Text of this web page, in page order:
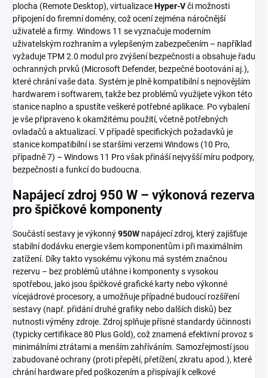
plocha (Remote Desktop), virtualizaceHyper-Vči možnosti
připojení do firemní domény, což ocení zejména náročnější
uživatelé a firmy. Windows 11 se vyznačuje moderním
uživatelským rozhraním a vylepšeným zabezpečením – například
vyžaduje TPM 2.0 modul pro zvýšení bezpečnosti a obsahuje řadu
ochranných prvků (Microsoft Defender, bezpečné bootování aj.),
které chrání vaše data. Systém je plně kompatibilní s nejnovějším
hardwarem i softwarem, takže bez problémů využijete výkon této
stanice naplno a spustíte veškeré potřebné aplikace. Po vybalení
je vše připraveno k okamžitému použití, včetně potřebných
ovladačů a aktualizací. V případě specifických požadavků je
stanice kompatibilní i se staršími verzemi Windows (10 Pro,
případně 7) – Windows 11 Pro však přináší nejvyšší míru podpory,
bezpečnosti a funkcí do budoucna.
Napájecí zdroj 950 W – výkonová rezerva
pro špičkové komponenty
Součástí sestavy je výkonný950W napájecí zdroj, který zajišťuje
stabilní dodávku energie všem komponentům i při maximálním
zatížení. Díky takto vysokému výkonu má systém značnou
rezervu – bez problémů utáhne i komponenty s vysokou
spotřebou, jako jsou špičkové grafické karty nebo výkonné
vícejádrové procesory, a umožňuje případné budoucí rozšíření
sestavy (např. přidání druhé grafiky nebo dalších disků) bez
nutnosti výměny zdroje. Zdroj splňuje přísné standardy účinnosti
(typicky certifikace 80 Plus Gold), což znamená efektivní provoz s
minimálními ztrátami a menším zahříváním. Samozřejmostí jsou
zabudované ochrany (proti přepětí, přetížení, zkratu apod.), které
chrání hardware před poškozením a přispívají k celkové